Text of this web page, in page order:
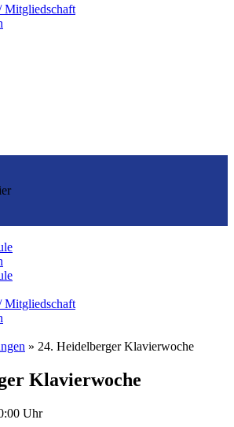
Mitgliedschaft
Mitgliedschaft
» 24. Heidelberger Klavierwoche
Klavierwoche
Uhr